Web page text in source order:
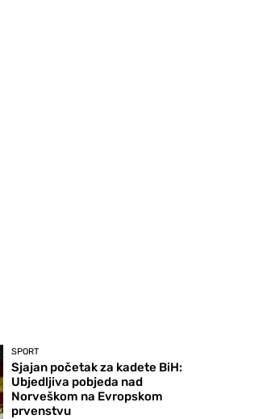
SPORT
Sjajan početak za kadete BiH:
Ubjedljiva pobjeda nad
Norveškom na Evropskom
prvenstvu